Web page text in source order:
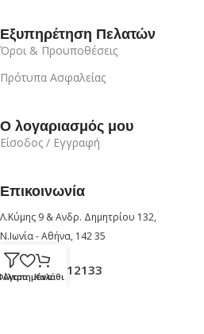
Εξυπηρέτηση Πελατών
Όροι & Προυποθέσεις
Πρότυπα Ασφαλείας
Ο λογαριασμός μου
Είσοδος / Εγγραφή
Επικοινωνία
Λ.Κύμης 9 & Ανδρ. Δημητρίου 132,
Ν.Ιωνία - Αθήνα, 142 35
+30 210 6912133
Αγαπημένα
Καλάθι